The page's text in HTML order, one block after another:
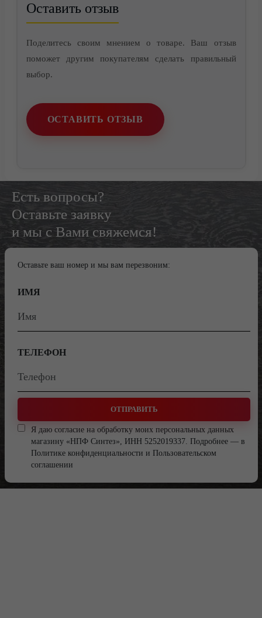
Оставить отзыв
Поделитесь своим мнением о товаре. Ваш отзыв
поможет другим покупателям сделать правильный
выбор.
ОСТАВИТЬ ОТЗЫВ
Есть вопросы?
Оставьте заявку
и мы с Вами свяжемся!
Оставьте ваш номер и мы вам перезвоним:
ИМЯ
ТЕЛЕФОН
ОТПРАВИТЬ
Я даю согласие на обработку моих персональных данных
магазину «НПФ Синтез», ИНН 5252019337. Подробнее — в
Политике конфиденциальности и Пользовательском
соглашении